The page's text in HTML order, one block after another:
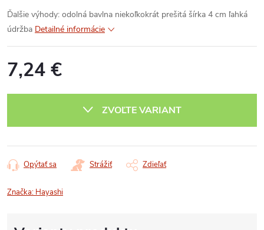
Ďalšie výhody: odolná bavlna niekoľkokrát prešitá šírka 4 cm ľahká
údržba Detailné informácie
7,24 €
ZVOĽTE VARIANT
Opýtať sa Strážiť Zdieľať
Značka: Hayashi